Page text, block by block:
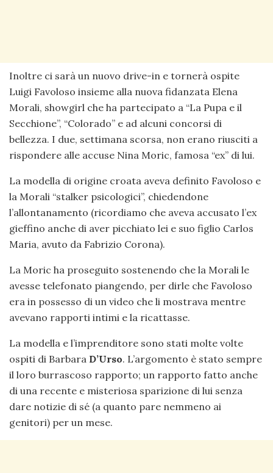
Inoltre ci sarà un nuovo drive-in e tornerà ospite
Luigi Favoloso insieme alla nuova fidanzata Elena
Morali, showgirl che ha partecipato a “La Pupa e il
Secchione”, “Colorado” e ad alcuni concorsi di
bellezza. I due, settimana scorsa, non erano riusciti a
rispondere alle accuse Nina Moric, famosa “ex” di lui.
La modella di origine croata aveva definito Favoloso e
la Morali “stalker psicologici”, chiedendone
l’allontanamento (ricordiamo che aveva accusato l’ex
gieffino anche di aver picchiato lei e suo figlio Carlos
Maria, avuto da Fabrizio Corona).
La Moric ha proseguito sostenendo che la Morali le
avesse telefonato piangendo, per dirle che Favoloso
era in possesso di un video che li mostrava mentre
avevano rapporti intimi e la ricattasse.
La modella e l’imprenditore sono stati molte volte
ospiti di Barbara D’Urso. L’argomento è stato sempre
il loro burrascoso rapporto; un rapporto fatto anche
di una recente e misteriosa sparizione di lui senza
dare notizie di sé (a quanto pare nemmeno ai
genitori) per un mese.